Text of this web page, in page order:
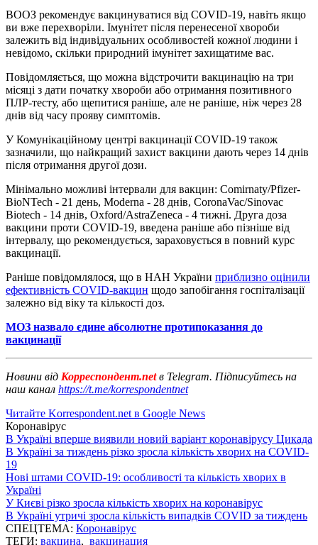
ВООЗ рекомендує вакцинуватися від COVID-19, навіть якщо
ви вже перехворіли. Імунітет після перенесеної хвороби
залежить від індивідуальних особливостей кожної людини і
невідомо, скільки природний імунітет захищатиме вас.
Повідомляється, що можна відстрочити вакцинацію на три
місяці з дати початку хвороби або отримання позитивного
ПЛР-тесту, або щепитися раніше, але не раніше, ніж через 28
днів від часу прояву симптомів.
У Комунікаційному центрі вакцинації COVID-19 також
зазначили, що найкращий захист вакцини дають через 14 днів
після отримання другої дози.
Мінімально можливі інтервали для вакцин: Comirnaty/Pfizer-
BioNTech - 21 день, Moderna - 28 днів, CoronaVac/Sinovac
Biotech - 14 днів, Oxford/AstraZeneca - 4 тижні. Друга доза
вакцини проти COVID-19, введена раніше або пізніше від
інтервалу, що рекомендується, зараховується в повний курс
вакцинації.
Раніше повідомлялося, що в НАН України приблизно оцінили
ефективність COVID-вакцин щодо запобігання госпіталізації
залежно від віку та кількості доз.
МОЗ назвало єдине абсолютне протипоказання до
вакцинації
Новини від Корреспондент.netв Telegram. Підписуйтесь на
наш канал https://t.me/korrespondentnet
Читайте Korrespondent.net в Google News
Коронавірус
В Україні вперше виявили новий варіант коронавірусу Цикада
В Україні за тиждень різко зросла кількість хворих на COVID-
19
Нові штами COVID-19: особливості та кількість хворих в
Україні
У Києві різко зросла кількість хворих на коронавірус
В Україні утричі зросла кількість випадків COVID за тиждень
СПЕЦТЕМА: Коронавірус
ТЕГИ: вакцина, вакцинация